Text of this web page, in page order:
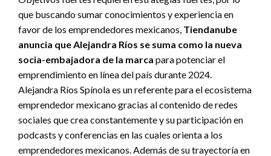
que buscando sumar conocimientos y experiencia en
favor de los emprendedores mexicanos, Tiendanube
anuncia que Alejandra Ríos se suma como la nueva
socia-embajadora de la marca para potenciar el
emprendimiento en línea del país durante 2024.
Alejandra Ríos Spínola es un referente para el ecosistema
emprendedor mexicano gracias al contenido de redes
sociales que crea constantemente y su participación en
podcasts y conferencias en las cuales orienta a los
emprendedores mexicanos. Además de su trayectoría en